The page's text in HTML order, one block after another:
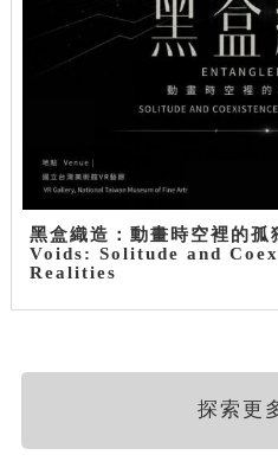
黑盒織造：動畫時空裡的
Voids: Solitude and
Realities
探索更